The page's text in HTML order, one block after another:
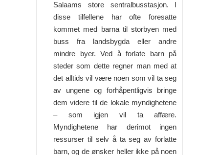
Salaams store sentralbusstasjon. I
disse tilfellene har ofte foresatte
kommet med barna til storbyen med
buss fra landsbygda eller andre
mindre byer. Ved å forlate barn på
steder som dette regner man med at
det alltids vil være noen som vil ta seg
av ungene og forhåpentligvis bringe
dem videre til de lokale myndighetene
– som igjen vil ta affære.
Myndighetene har derimot ingen
ressurser til selv å ta seg av forlatte
barn, og de ønsker heller ikke på noen